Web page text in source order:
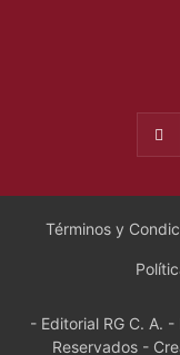
Términos y
- Editorial RG C. A.
Reservados -